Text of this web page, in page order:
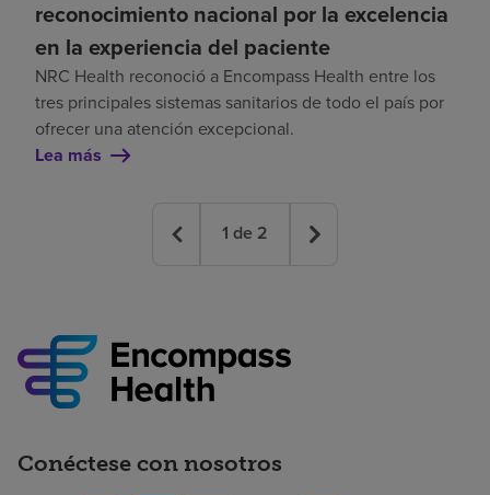
reconocimiento nacional por la excelencia
en la experiencia del paciente
NRC Health reconoció a Encompass Health entre los
tres principales sistemas sanitarios de todo el país por
ofrecer una atención excepcional.
Lea más
1 de 2
Conéctese con nosotros